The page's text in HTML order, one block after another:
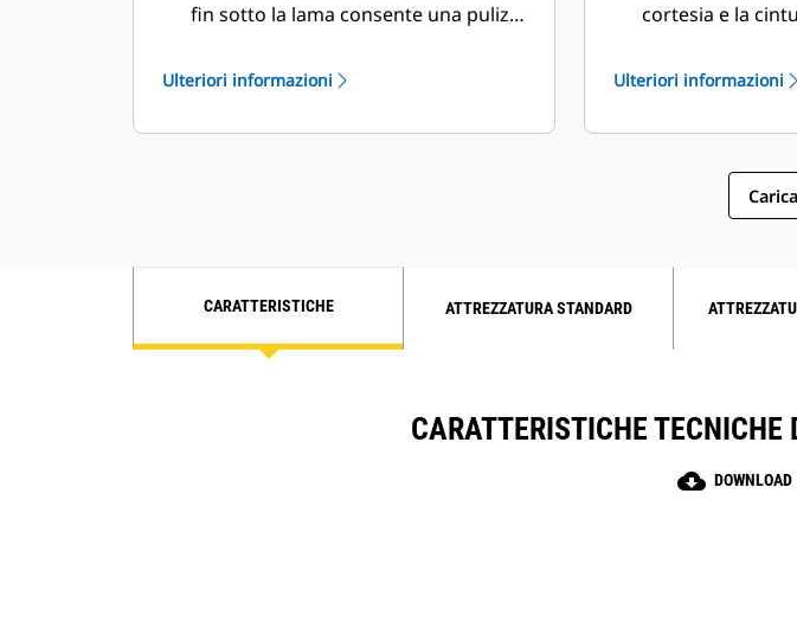
fin sotto la lama consente una pulizia
Ulteriori informazioni
cortesia e la
alcune delle
Ulteriori informazioni
CARATTERISTICHE ATTREZZATURA STANDARD
CARATTERISTICHE
cloud_download DOWNLOAD